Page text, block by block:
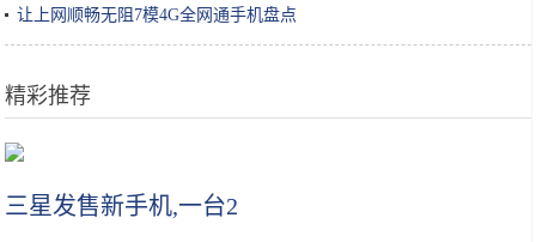
让上网顺畅无阻7模4G全网通手机盘点
精彩推荐
三星发售新手机,一台2